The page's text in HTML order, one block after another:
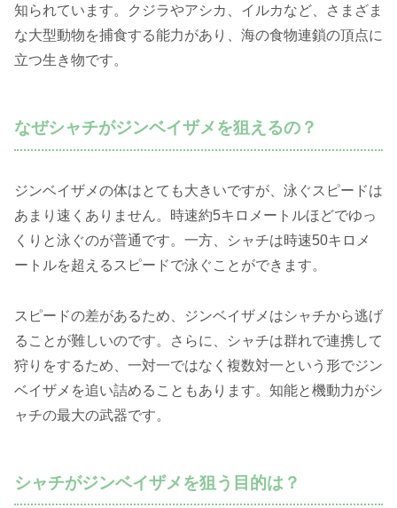
知られています。クジラやアシカ、イルカなど、さまざま
な大型動物を捕食する能力があり、海の食物連鎖の頂点に
立つ生き物です。
なぜシャチがジンベイザメを狙えるの？
ジンベイザメの体はとても大きいですが、泳ぐスピードは
あまり速くありません。時速約5キロメートルほどでゆっ
くりと泳ぐのが普通です。一方、シャチは時速50キロメ
ートルを超えるスピードで泳ぐことができます。
スピードの差があるため、ジンベイザメはシャチから逃げ
ることが難しいのです。さらに、シャチは群れで連携して
狩りをするため、一対一ではなく複数対一という形でジン
ベイザメを追い詰めることもあります。知能と機動力がシ
ャチの最大の武器です。
シャチがジンベイザメを狙う目的は？